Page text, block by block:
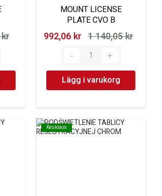
MOUNT LICENSE
PLATE CVO B
992,06 kr‎ 1 140,05 kr‎
Lägg i varukorg
Kesklaos
Kesklaos